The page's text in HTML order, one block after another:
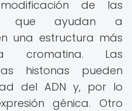
de las
que ayudan a
una estructura más
cromatina. Las
histonas pueden
del ADN y, por lo
génica. Otro